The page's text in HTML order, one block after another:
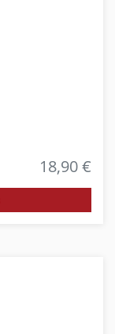
18,90 €